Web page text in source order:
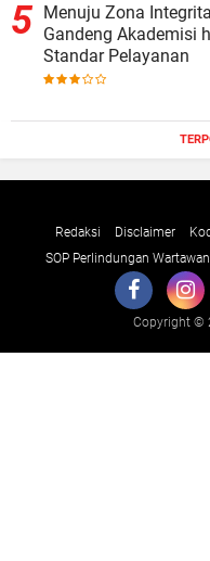
Menuju Zona
Gandeng Akademisi
Standar Pelayanan
Redaksi Disclaimer
SOP Perlindungan Wartawan
Copyright ©